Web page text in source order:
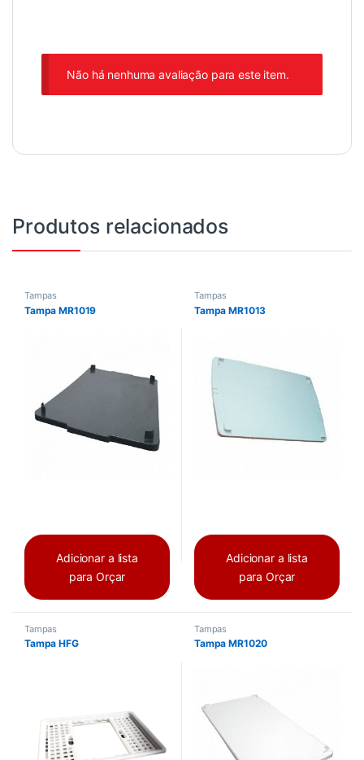
Não há nenhuma avaliação para este item.
Produtos relacionados
Tampas
Tampa MR1019
Adicionar a lista
para Orçar
Tampas
Tampa MR1013
Adicionar a lista
para Orçar
Tampas
Tampa HFG
Tampas
Tampa MR1020